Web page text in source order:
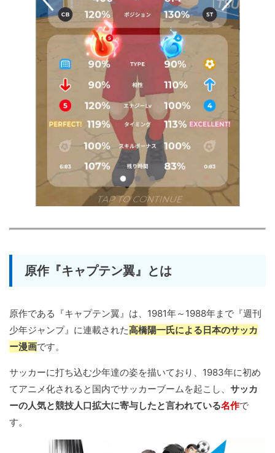
原作『キャプテン翼』とは
原作である『キャプテン翼』は、1981年～1988年まで『週刊
少年ジャンプ』に連載された高橋陽一氏による日本のサッカ
ー漫画です。
サッカーに打ち込む少年達の姿を描いており、1983年に初め
てアニメ化されると国内でサッカーブームを起こし、 サッカ
ーの人気と競技人口拡大に寄与したと言われている名作で
す。